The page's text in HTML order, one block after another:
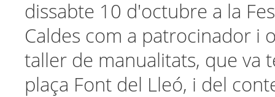
dissabte 10 d'octubre a la
Caldes com a patrocinador i
taller de manualitats, que va
plaça Font del Lleó, i del